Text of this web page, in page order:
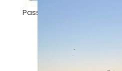
Passerelle Colbert